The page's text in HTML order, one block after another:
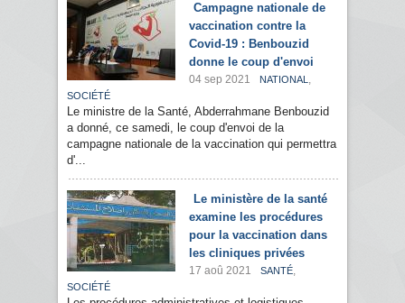
Campagne nationale de
vaccination contre la
Covid-19 : Benbouzid
donne le coup d'envoi
04 sep 2021 NATIONAL ,
SOCIÉTÉ
Le ministre de la Santé, Abderrahmane Benbouzid
a donné, ce samedi, le coup d'envoi de la
campagne nationale de la vaccination qui permettra
d'...
Le ministère de la santé
examine les procédures
pour la vaccination dans
les cliniques privées
17 aoû 2021 SANTÉ,
SOCIÉTÉ